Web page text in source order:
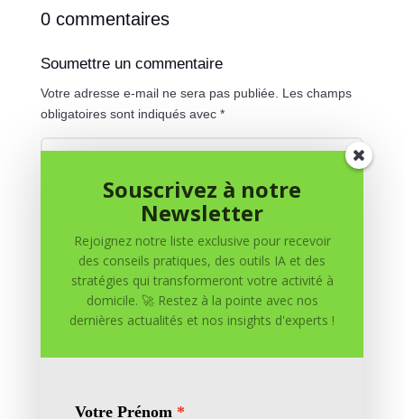
0 commentaires
Soumettre un commentaire
Votre adresse e-mail ne sera pas publiée. Les champs
obligatoires sont indiqués avec *
Souscrivez à notre
Newsletter
Rejoignez notre liste exclusive pour recevoir
des conseils pratiques, des outils IA et des
stratégies qui transformeront votre activité à
domicile. 🚀 Restez à la pointe avec nos
dernières actualités et nos insights d'experts !